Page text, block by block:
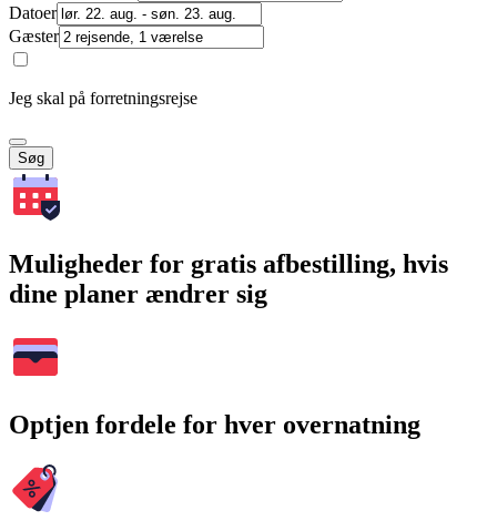
Datoer
Gæster
Jeg skal på forretningsrejse
Søg
Muligheder for gratis afbestilling, hvis
dine planer ændrer sig
Optjen fordele for hver overnatning